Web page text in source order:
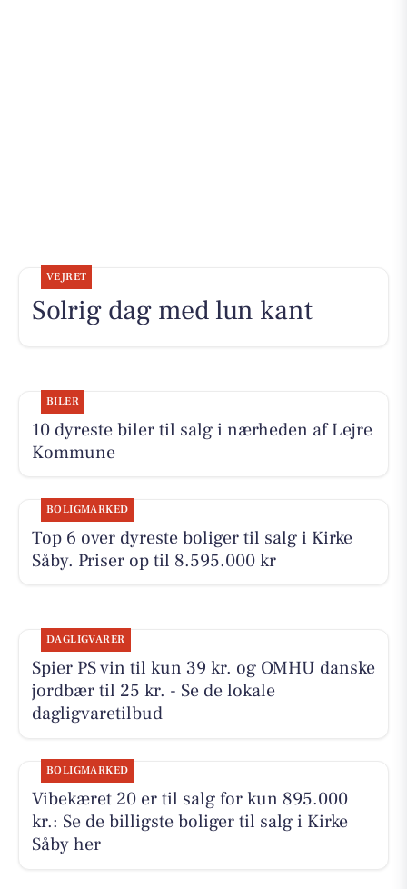
VEJRET
Solrig dag med lun kant
BILER
10 dyreste biler til salg i nærheden af Lejre
Kommune
BOLIGMARKED
Top 6 over dyreste boliger til salg i Kirke
Såby. Priser op til 8.595.000 kr
DAGLIGVARER
Spier PS vin til kun 39 kr. og OMHU danske
jordbær til 25 kr. - Se de lokale
dagligvaretilbud
BOLIGMARKED
Vibekæret 20 er til salg for kun 895.000
kr.: Se de billigste boliger til salg i Kirke
Såby her